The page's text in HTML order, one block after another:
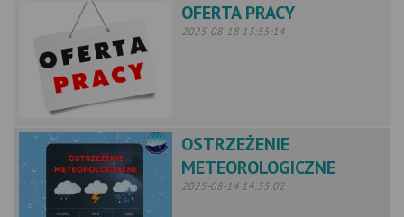
OFERTA PRACY
2025-08-18 13:55:14
OSTRZEŻENIE
METEOROLOGICZNE
2025-08-14 14:35:02